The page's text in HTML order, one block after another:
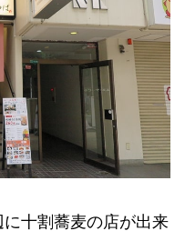
十割蕎麦の店が出来